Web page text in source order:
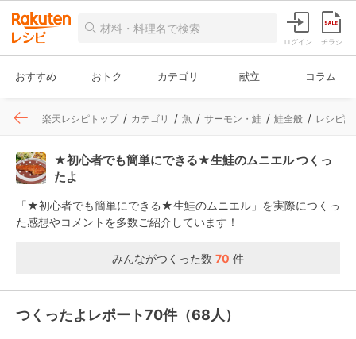
ログイン チラシ
おすすめ おトク カテゴリ 献立 コラム
楽天レシピトップ カテゴリ 魚 サーモン・鮭 鮭全般 レシピ詳
★初心者でも簡単にできる★生鮭のムニエル つくっ
たよ
「★初心者でも簡単にできる★生鮭のムニエル」を実際につくっ
た感想やコメントを多数ご紹介しています！
みんながつくった数 70 件
つくったよレポート70件（68人）